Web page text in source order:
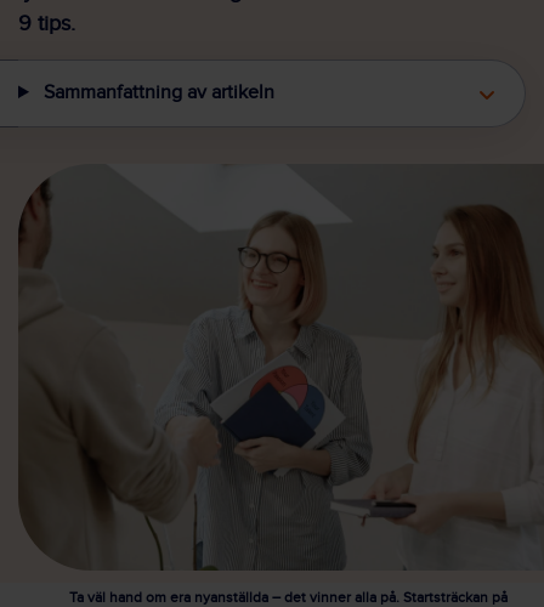
9 tips.
Sammanfattning av artikeln
Ta väl hand om era nyanställda – det vinner alla på. Startsträckan på